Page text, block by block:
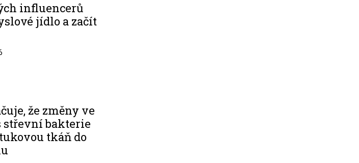
influencerů
jídlo a začít
že změny ve
střevní bakterie
tkáň do